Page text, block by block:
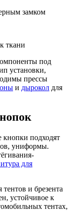
замком
ткани
под
установки,
прессы
и дырокол для
кнопки подходят
униформы.
для
и брезента
устойчивое к
тентах,